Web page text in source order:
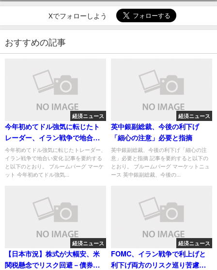
Xでフォローしよう
おすすめの記事
経済ニュース
今年初めてドル強気に転じたト
レーダー、イラン戦争で地合い
変化
今年初めてドル強気に転じたトレーダー、
イラン戦争で地合い変化 記事を要約する
と以下のとおり。 ブルームバーグ マーケ
ット 今年初めてドル強気...
経済ニュース
英中銀副総裁、今後の利下げ
「細心の注意」必要と指摘
英中銀副総裁、今後の利下げ「細心の注
意」必要と指摘 記事を要約すると以下の
とおり。 ブルームバーグ マーケットニュ
ース 英中銀副総裁、今後の...
経済ニュース
【日本市況】株式が大幅安、米
関税懸念でリスク回避－債券
経済ニュース
FOMC、イラン戦争で利上げと
利下げ両方のリスク巡り苦慮－